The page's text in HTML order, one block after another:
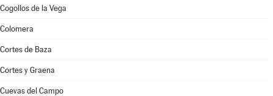
Cogollos de la Vega
Colomera
Cortes de Baza
Cortes y Graena
Cuevas del Campo